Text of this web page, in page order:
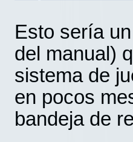
Esto sería
del manual)
sistema de
en pocos
bandeja de